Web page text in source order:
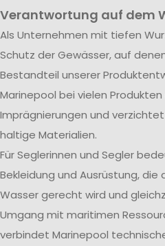
Verantwortung auf dem
Als Unternehmen mit tiefen
Schutz der Gewässer, auf
Bestandteil unserer
Marinepool bei vielen
Imprägnierungen und
haltige Materialien.
Für Seglerinnen und Segler
Bekleidung und Ausrüstung,
Wasser gerecht wird und
Umgang mit maritimen
verbindet Marinepool